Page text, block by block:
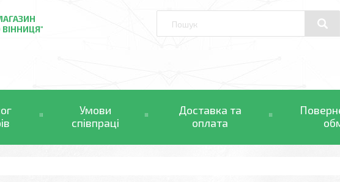
Умови
співпраці
Доставка та
оплата